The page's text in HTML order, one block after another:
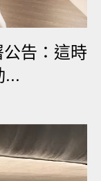
要300的鹹酥
並詢問要不要
告：這時
...